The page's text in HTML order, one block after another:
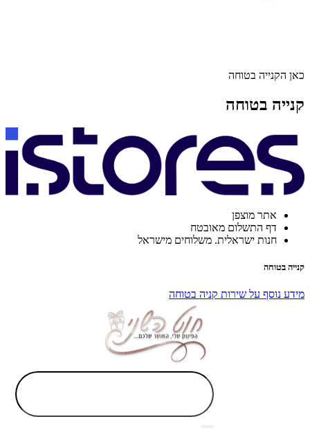
כאן הקנייה בטוחה
קנייה בטוחה
אתר מוצפן
דף התשלום מאובטח
חנות ישראלית. משלוחים מישראל
קנייה בטוחה
מידע נוסף על שירות קניה בטוחה